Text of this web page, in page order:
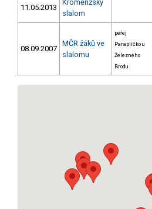
11.05.2013
Kroměřížský
slalom
08.09.2007
MČR žáků ve
slalomu
peřej
Paraplíčko u
Železného
Brodu